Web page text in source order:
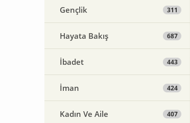
Gençlik 311
Hayata Bakış 687
İbadet 443
İman 424
Kadın Ve Aile 407